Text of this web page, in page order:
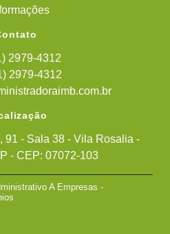
2979-4312
2979-4312
91 - Sala 38 - Vila Rosalia -
- CEP: 07072-103
A Empresas -